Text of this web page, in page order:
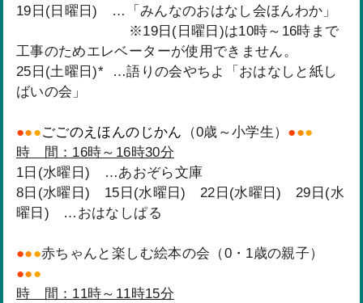
19日(日曜日) …「みんなのおはなし会ほんわか」
※19日(日曜日)は10時～16時まで
工事のためエレベーターが使用できません。
25日(土曜日)* ​​​​…語りの会やちよ「おはなしと紙し
ばいの会」
●●●ごごのえほんのじかん （0歳～小学生） ●●●
時 間：16時～16時30分
1日(水曜日) …あおぞら文庫
8日(水曜日) 15日(水曜日) 22日(水曜日) 29日(水
曜日) …おはなしぱる
●●●赤ちゃんと楽しむ絵本の会（0・1歳の親子）
●●●
時 間：11時～11時15分